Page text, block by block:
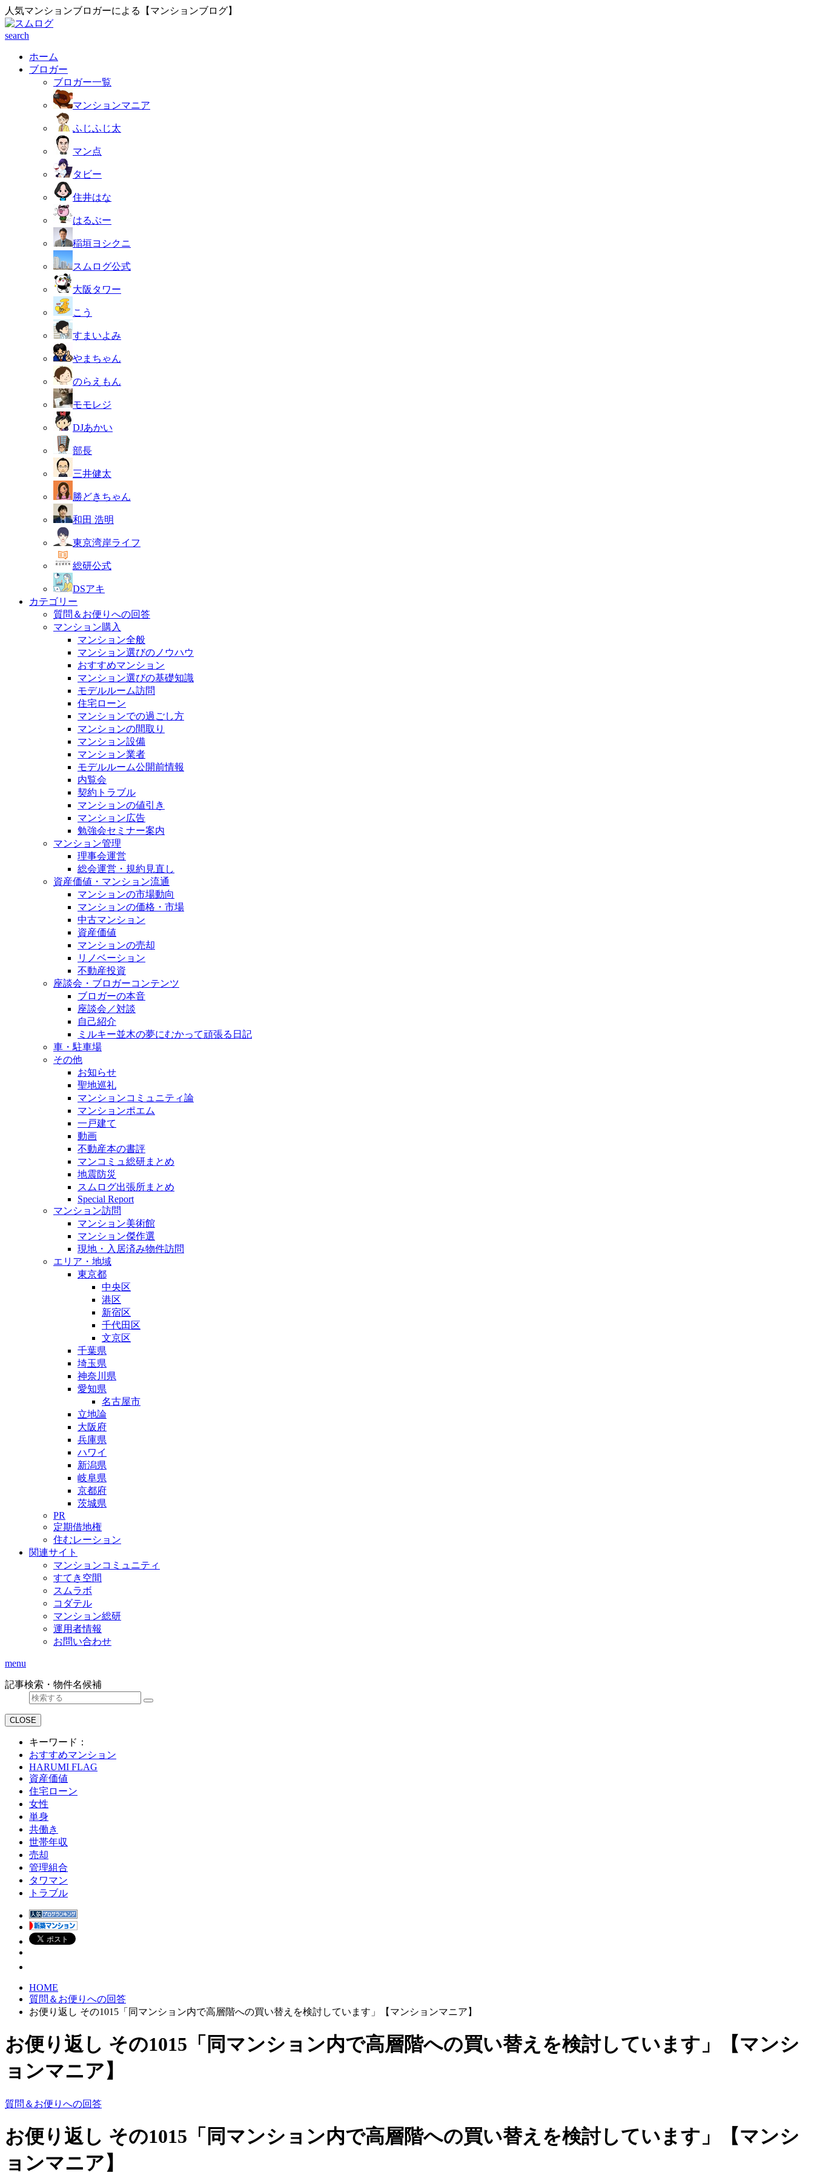
人気マンションブロガーによる【マンションブログ】
search
ホーム
ブロガー
ブロガー一覧
マンションマニア
ふじふじ太
マン点
タビー
住井はな
はるぶー
稲垣ヨシクニ
スムログ公式
大阪タワー
こう
すまいよみ
やまちゃん
のらえもん
モモレジ
DJあかい
部長
三井健太
勝どきちゃん
和田 浩明
東京湾岸ライフ
総研公式
DSアキ
カテゴリー
質問＆お便りへの回答
マンション購入
マンション全般
マンション選びのノウハウ
おすすめマンション
マンション選びの基礎知識
モデルルーム訪問
住宅ローン
マンションでの過ごし方
マンションの間取り
マンション設備
マンション業者
モデルルーム公開前情報
内覧会
契約トラブル
マンションの値引き
マンション広告
勉強会セミナー案内
マンション管理
理事会運営
総会運営・規約見直し
資産価値・マンション流通
マンションの市場動向
マンションの価格・市場
中古マンション
資産価値
マンションの売却
リノベーション
不動産投資
座談会・ブロガーコンテンツ
ブロガーの本音
座談会／対談
自己紹介
ミルキー並木の夢にむかって頑張る日記
車・駐車場
その他
お知らせ
聖地巡礼
マンションコミュニティ論
マンションポエム
一戸建て
動画
不動産本の書評
マンコミュ総研まとめ
地震防災
スムログ出張所まとめ
Special Report
マンション訪問
マンション美術館
マンション傑作選
現地・入居済み物件訪問
エリア・地域
東京都
中央区
港区
新宿区
千代田区
文京区
千葉県
埼玉県
神奈川県
愛知県
名古屋市
立地論
大阪府
兵庫県
ハワイ
新潟県
岐阜県
京都府
茨城県
PR
定期借地権
住むレーション
関連サイト
マンションコミュニティ
すてき空間
スムラボ
コダテル
マンション総研
運用者情報
お問い合わせ
menu
記事検索・物件名候補
CLOSE
キーワード：
おすすめマンション
HARUMI FLAG
資産価値
住宅ローン
女性
単身
共働き
世帯年収
売却
管理組合
タワマン
トラブル
HOME
質問＆お便りへの回答
お便り返し その1015「同マンション内で高層階への買い替えを検討しています」【マンションマニア】
お便り返し その1015「同マンション内で高層階への買い替えを検討しています」【マンシ
ョンマニア】
質問＆お便りへの回答
お便り返し その1015「同マンション内で高層階への買い替えを検討しています」【マンシ
ョンマニア】